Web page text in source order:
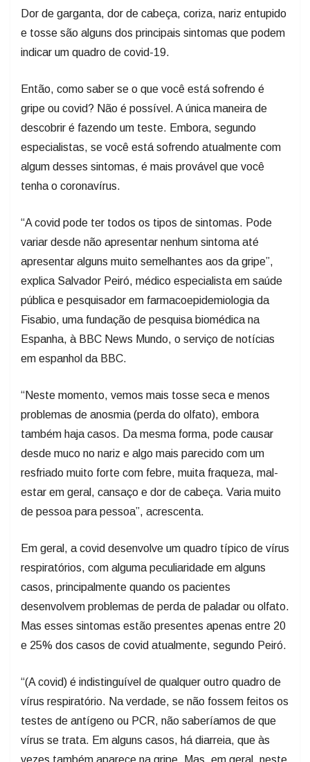
Dor de garganta, dor de cabeça, coriza, nariz entupido
e tosse são alguns dos principais sintomas que podem
indicar um quadro de covid-19.
Então, como saber se o que você está sofrendo é
gripe ou covid? Não é possível. A única maneira de
descobrir é fazendo um teste. Embora, segundo
especialistas, se você está sofrendo atualmente com
algum desses sintomas, é mais provável que você
tenha o coronavírus.
“A covid pode ter todos os tipos de sintomas. Pode
variar desde não apresentar nenhum sintoma até
apresentar alguns muito semelhantes aos da gripe”,
explica Salvador Peiró, médico especialista em saúde
pública e pesquisador em farmacoepidemiologia da
Fisabio, uma fundação de pesquisa biomédica na
Espanha, à BBC News Mundo, o serviço de notícias
em espanhol da BBC.
“Neste momento, vemos mais tosse seca e menos
problemas de anosmia (perda do olfato), embora
também haja casos. Da mesma forma, pode causar
desde muco no nariz e algo mais parecido com um
resfriado muito forte com febre, muita fraqueza, mal-
estar em geral, cansaço e dor de cabeça. Varia muito
de pessoa para pessoa”, acrescenta.
Em geral, a covid desenvolve um quadro típico de vírus
respiratórios, com alguma peculiaridade em alguns
casos, principalmente quando os pacientes
desenvolvem problemas de perda de paladar ou olfato.
Mas esses sintomas estão presentes apenas entre 20
e 25% dos casos de covid atualmente, segundo Peiró.
“(A covid) é indistinguível de qualquer outro quadro de
vírus respiratório. Na verdade, se não fossem feitos os
testes de antígeno ou PCR, não saberíamos de que
vírus se trata. Em alguns casos, há diarreia, que às